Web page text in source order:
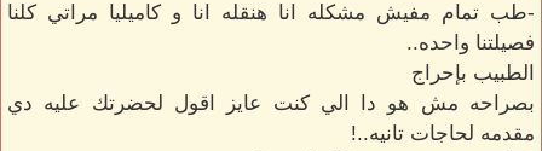
-طب تمام مفيش مشكله انا هنقله انا و كاميليا مراتي كلنا
فصيلتنا واحده..
الطبيب بإحراج
بصراحه مش هو دا الي كنت عايز اقول لحضرتك عليه دي
مقدمه لحاجات تانيه..!